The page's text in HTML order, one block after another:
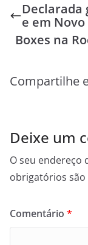
Declarada
e em Novo
Boxes na
Compartilhe
Deixe um
O seu endereço
obrigatórios
Comentário *